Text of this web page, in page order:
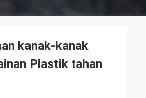
kanak-kanak
Plastik tahan